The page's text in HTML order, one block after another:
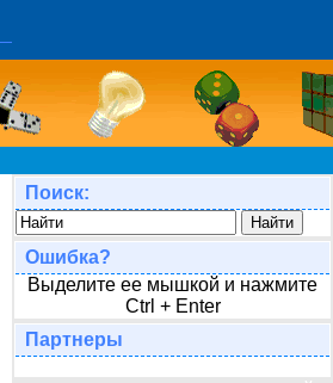
Поиск:
Ошибка?
Выделите ее мышкой и нажмите
Ctrl + Enter
Партнеры